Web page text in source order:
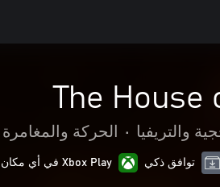
The House
والتريفيا • الحركة والمغامرة
توافق ذكي Xbox Play في أي مكان